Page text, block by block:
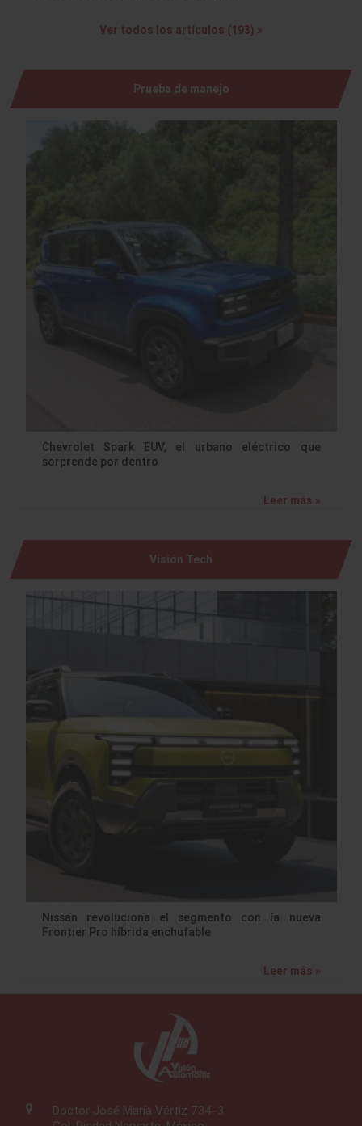
Ver todos los artículos (193) »
Prueba de manejo
Chevrolet Spark EUV, el urbano eléctrico que
sorprende por dentro
Leer más »
Visión Tech
Nissan revoluciona el segmento con la nueva
Frontier Pro híbrida enchufable
Leer más »
Doctor José María Vértiz 734-3